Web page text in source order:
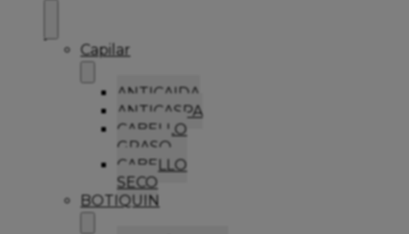
Capilar
ANTICAIDA
ANTICASPA
CABELLO
GRASO
CABELLO
SECO
BOTIQUIN